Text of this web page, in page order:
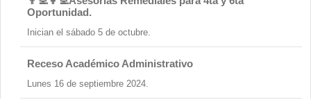
Oportunidad.
Inician el sábado 5 de octubre.
Receso Académico Administrativo
Lunes 16 de septiembre 2024.